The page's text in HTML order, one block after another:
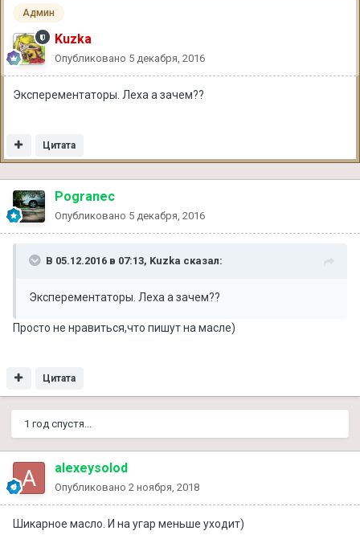
Админ
Kuzka
Опубликовано 5 декабря, 2016
Эксперементаторы. Леха а зачем??
Цитата
Pogranec
Опубликовано 5 декабря, 2016
В 05.12.2016 в 07:13, Kuzka сказал:
Эксперементаторы. Леха а зачем??
Просто не нравиться,что пишут на масле)
Цитата
1 год спустя...
alexeysolod
Опубликовано 2 ноября, 2018
Шикарное масло. И на угар меньше уходит)